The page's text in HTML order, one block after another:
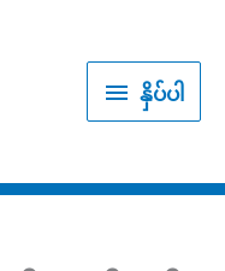
နှိပ် နှိပ်ပါ